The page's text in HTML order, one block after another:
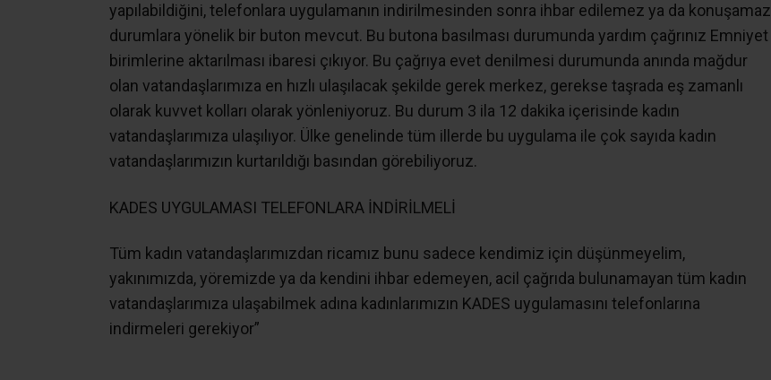
yapılabildiğini, telefonlara uygulamanın indirilmesinden sonra ihbar edilemez ya da konuşamaz
durumlara yönelik bir buton mevcut. Bu butona basılması durumunda yardım çağrınız Emniyet
birimlerine aktarılması ibaresi çıkıyor. Bu çağrıya evet denilmesi durumunda anında mağdur
olan vatandaşlarımıza en hızlı ulaşılacak şekilde gerek merkez, gerekse taşrada eş zamanlı
olarak kuvvet kolları olarak yönleniyoruz. Bu durum 3 ila 12 dakika içerisinde kadın
vatandaşlarımıza ulaşılıyor. Ülke genelinde tüm illerde bu uygulama ile çok sayıda kadın
vatandaşlarımızın kurtarıldığı basından görebiliyoruz.
KADES UYGULAMASI TELEFONLARA İNDİRİLMELİ
Tüm kadın vatandaşlarımızdan ricamız bunu sadece kendimiz için düşünmeyelim,
yakınımızda, yöremizde ya da kendini ihbar edemeyen, acil çağrıda bulunamayan tüm kadın
vatandaşlarımıza ulaşabilmek adına kadınlarımızın KADES uygulamasını telefonlarına
indirmeleri gerekiyor”